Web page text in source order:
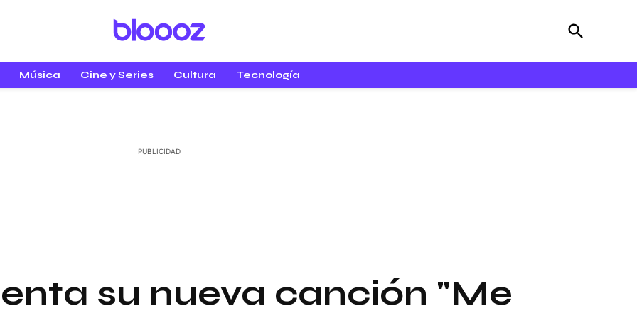
Open
Search
Música Cine y Series Cultura Tecnología
su nueva canción "Me